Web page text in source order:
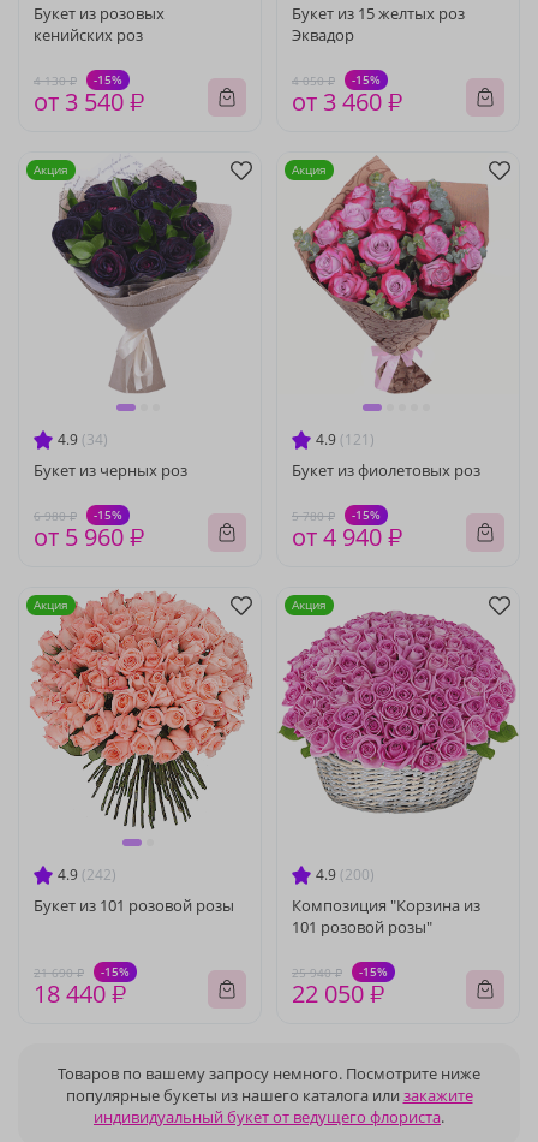
Букет из розовых
кенийских роз
4 130 ₽ -15%
от 3 540 ₽
Букет из 15 желтых роз
Эквадор
4 050 ₽ -15%
от 3 460 ₽
4.9 (34)
Букет из черных роз
6 980 ₽ -15%
от 5 960 ₽
Акция
4.9 (121)
Букет из фиолетовых роз
5 780 ₽ -15%
от 4 940 ₽
Акция
4.9 (242)
Букет из 101 розовой розы
21 690 ₽ -15%
18 440 ₽
Акция
4.9 (200)
Композиция "Корзина из
101 розовой розы"
25 940 ₽ -15%
22 050 ₽
Акция
Товаров по вашему запросу немного. Посмотрите ниже
популярные букеты из нашего каталога или закажите
индивидуальный букет от ведущего флориста.